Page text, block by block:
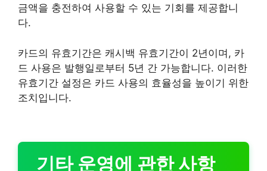
금액을 충전하여 사용할 수 있는 기회를 제공합니
다.
카드의 유효기간은 캐시백 유효기간이 2년이며, 카
드 사용은 발행일로부터 5년 간 가능합니다. 이러한
유효기간 설정은 카드 사용의 효율성을 높이기 위한
조치입니다.
기타 운영에 관한 사항